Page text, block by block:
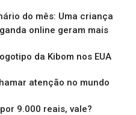
do mês: Uma criança
online geram mais
da Kibom nos EUA
atenção no mundo
9.000 reais, vale?